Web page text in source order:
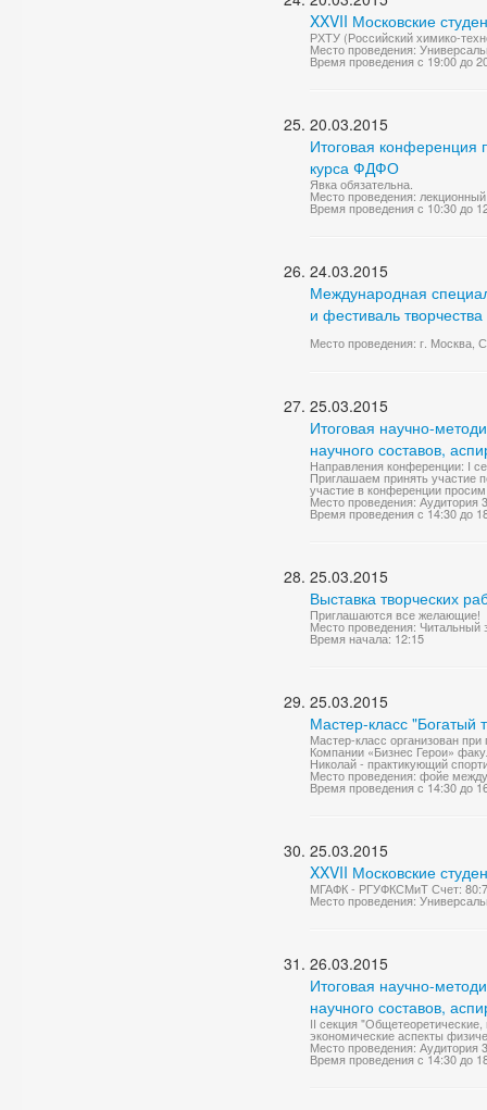
XXVII Московские
РХТУ (Российский химико-
Место проведения:
Время проведения с 19:00 до
20.03.2015
Итоговая конференция
курса ФДФО
Явка обязательна.
Место проведения:
Время проведения с 10:30 до
24.03.2015
Международная
и фестиваль
Место проведения: г. Москва,
25.03.2015
Итоговая научно-
научного составов,
Направления конференции: I
Приглашаем принять участие
участие в конференции
Место проведения: Аудитория
Время проведения с 14:30 до
25.03.2015
Выставка творческих
Приглашаются все желающие!
Место проведения: Читальный
Время начала: 12:15
25.03.2015
Мастер-класс "Богатый
Мастер-класс организован
Компании «Бизнес Герои»
Николай - практикующий
Место проведения: фойе
Время проведения с 14:30 до
25.03.2015
XXVII Московские
МГАФК - РГУФКСМиТ Счет:
Место проведения:
26.03.2015
Итоговая научно-
научного составов,
II секция "Общетеоретические,
экономические аспекты
Место проведения: Аудитория
Время проведения с 14:30 до